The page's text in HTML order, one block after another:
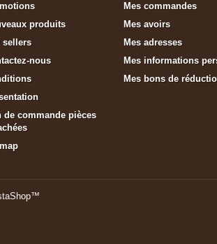
produits
sellers
nous
de commande pièces
Mes commandes
Mes avoirs
Mes adresses
Mes informations
Mes bons de